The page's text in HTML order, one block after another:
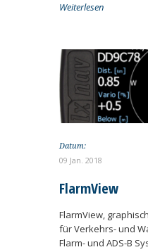
Weiterlesen
Datum:
09 Jan. 2018
FlarmView
FlarmView,
für Verkehrs- und
Flarm- und ADS-B